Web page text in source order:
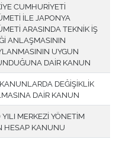
CUMHURİYETİ
İLE JAPONYA
ARASINDA TEKNİK İŞ
ANLAŞMASININ
UYGUN
DAİR KANUN
DEĞİŞİKLİK
DAİR KANUN
MERKEZİ YÖNETİM
HESAP KANUNU